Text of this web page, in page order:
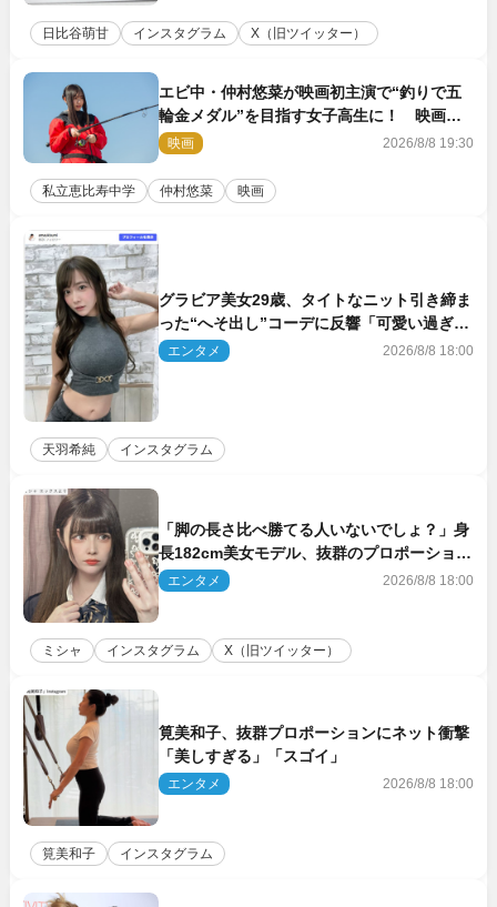
日比谷萌甘 インスタグラム X（旧ツイッター）
エビ中・仲村悠菜が映画初主演で“釣りで五
輪金メダル”を目指す女子高生に！ 映画
『つりこまち』今秋公開
映画 2026/8/8 19:30
私立恵比寿中学 仲村悠菜 映画
グラビア美女29歳、タイトなニット引き締ま
った“へそ出し”コーデに反響「可愛い過ぎ
る」
エンタメ 2026/8/8 18:00
天羽希純 インスタグラム
「脚の長さ比べ勝てる人いないでしょ？」身
長182cm美女モデル、抜群のプロポーション
にネット衝撃
エンタメ 2026/8/8 18:00
ミシャ インスタグラム X（旧ツイッター）
筧美和子、抜群プロポーションにネット衝撃
「美しすぎる」「スゴイ」
エンタメ 2026/8/8 18:00
筧美和子 インスタグラム